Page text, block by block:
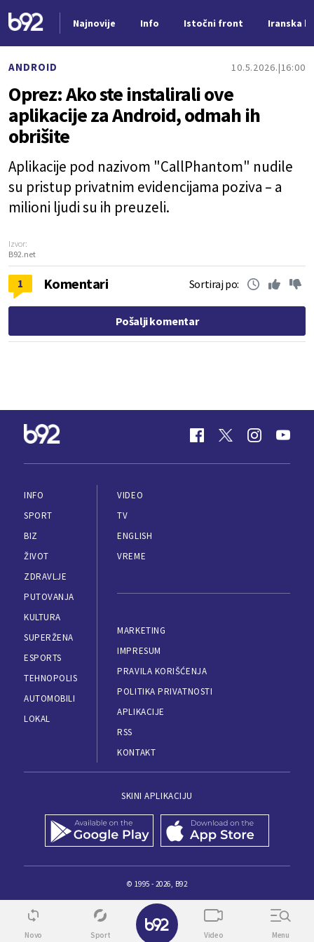
Najnovije Info Istočni front Iranska
ANDROID 10.5.2026. 16:00
Oprez: Ako ste instalirali ove
aplikacije za Android, odmah ih
obrišite
Aplikacije pod nazivom "CallPhantom" nudile
su pristup privatnim evidencijama poziva – a
milioni ljudi su ih preuzeli.
Izvor:
B92.net
1 Komentari Sortiraj po:
Pošalji komentar
INFO
SPORT
BIZ
ŽIVOT
ZDRAVLJE
PUTOVANJA
KULTURA
SUPERŽENA
ESPORTS
TEHNOPOLIS
AUTOMOBILI
LOKAL
VIDEO
TV
ENGLISH
VREME
MARKETING
IMPRESUM
PRAVILA KORIŠĆENJA
POLITIKA PRIVATNOSTI
APLIKACIJE
RSS
KONTAKT
SKINI APLIKACIJU
© 1995 - 2026, B92
Novo Sport Video Menu